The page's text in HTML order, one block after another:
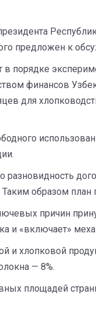
предложен к
порядке
финансов
для
разновидность
образом план
причин
и «включает»
и хлопковой
— 8%.
площадей